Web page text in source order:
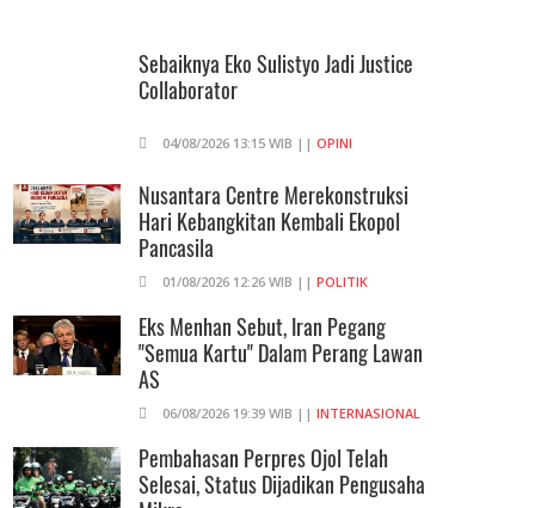
206 Juta
06/08/2026 12:28 WIB ||
KPK Ungkap Pejabat Kemenhut
Terima Uang 12.500 Dollar Singapura
Dari Bupati Kuansing
05/08/2026 20:37 WIB ||HUKUM
Sebaiknya Eko Sulistyo Jadi Justice
Collaborator
04/08/2026 13:15 WIB || OPINI
Nusantara Centre Merekonstruksi
Hari Kebangkitan Kembali Ekopol
Pancasila
01/08/2026 12:26 WIB || POLITIK
Eks Menhan Sebut, Iran Pegang
"Semua Kartu" Dalam Perang Lawan
AS
06/08/2026 19:39 WIB || INTERNASIONAL
Pembahasan Perpres Ojol Telah
Selesai, Status Dijadikan Pengusaha